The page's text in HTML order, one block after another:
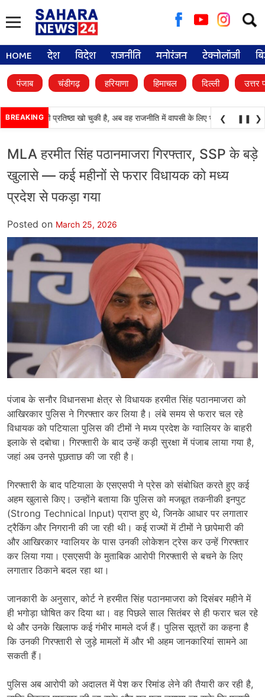
for:
HOME देश विदेश राजनीति मनोरंजन टेक्नोलॉजी
पंजाब चंडीगढ़ हरियाणा हिमाचल दिल्ली उत्तर
BREAKING
दल) अपनी प्रतिष्ठा खो चुकी है, अब वह राजनीति में वापसी के लिए भाजपा से
❮ ❚❚ ❯
MLA हरमीत सिंह पठानमाजरा गिरफ्तार, SSP के बड़े
खुलासे — कई महीनों से फरार विधायक को मध्य
प्रदेश से पकड़ा गया
Posted on March 25, 2026
पंजाब के सनौर विधानसभा क्षेत्र से विधायकहरमीत सिंह पठानमाजरा को
आखिरकार पुलिस ने गिरफ्तार कर लिया है। लंबे समय से फरार चल रहे
विधायक को पटियाला पुलिस की टीमों ने मध्य प्रदेश केग्वालियर के बाहरी
इलाके से दबोचा। गिरफ्तारी के बाद उन्हें कड़ी सुरक्षा में पंजाब लाया गया है,
जहां अब उनसे पूछताछ की जा रही है।
गिरफ्तारी के बाद पटियाला के एसएसपी ने प्रेस को संबोधित करते हुए कई
अहम खुलासे किए। उन्होंने बताया कि पुलिस को मजबूत तकनीकी इनपुट
(Strong Technical Input) प्राप्त हुए थे, जिनके आधार पर लगातार
ट्रैकिंग और निगरानी की जा रही थी। कई राज्यों में टीमों ने छापेमारी की
और आखिरकार ग्वालियर के पास उनकी लोकेशन ट्रेस कर उन्हें गिरफ्तार
कर लिया गया। एसएसपी के मुताबिक आरोपी गिरफ्तारी से बचने के लिए
लगातार ठिकाने बदल रहा था।
जानकारी के अनुसार, कोर्ट ने हरमीत सिंह पठानमाजरा को दिसंबर महीने में
ही भगोड़ा घोषित कर दिया था। वह पिछले साल सितंबर से ही फरार चल रहे
थे और उनके खिलाफ कई गंभीर मामले दर्ज हैं। पुलिस सूत्रों का कहना है
कि उनकी गिरफ्तारी से जुड़े मामलों में और भी अहम जानकारियां सामने आ
सकती हैं।
पुलिस अब आरोपी को अदालत में पेश कर रिमांड लेने की तैयारी कर रही है,